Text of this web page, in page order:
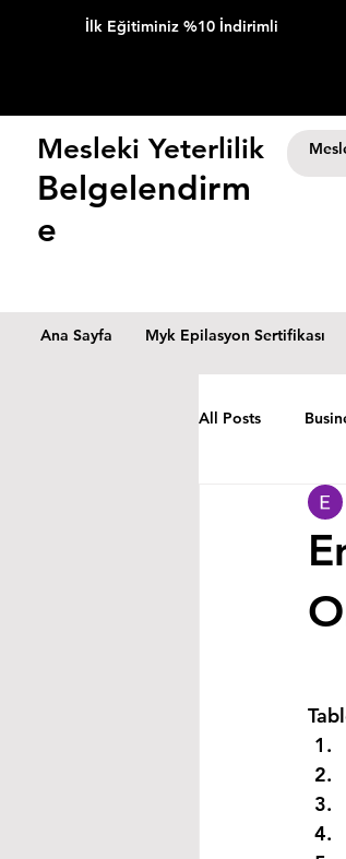
İlk Eğitiminiz %10 İndirimli
Mesleki Yeterlilik
Belgelendirm
e
Ana Sayfa Myk Epilasyon Sertifikası
All Posts